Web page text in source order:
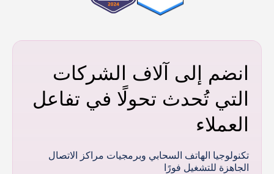
انضم إلى آلاف الشركات
التي تُحدث تحولًا في تفاعل
العملاء
تكنولوجيا الهاتف السحابي وبرمجيات مراكز الاتصال
الجاهزة للتشغيل فورًا